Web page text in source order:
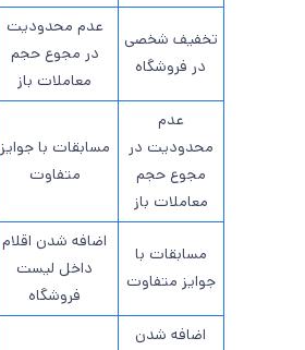
تخفیف شخصی
در فروشگاه
عدم محدودیت
در مجوع حجم
معاملات باز
عدم
محدودیت در
مجوع حجم
معاملات باز
مسابقات با جوایز
متفاوت
مسابقات با
جوایز متفاوت
اضافه شدن اقلام
داخل لیست
فروشگاه
اضافه شدن